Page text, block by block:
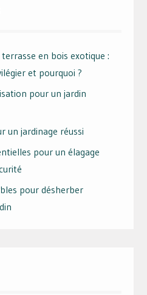
en bois exotique :
et pourquoi ?
pour un jardin
un jardinage réussi
pour un élagage
pour désherber